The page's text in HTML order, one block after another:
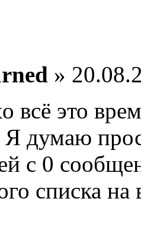
»
всё это
Я думаю
с 0
списка на